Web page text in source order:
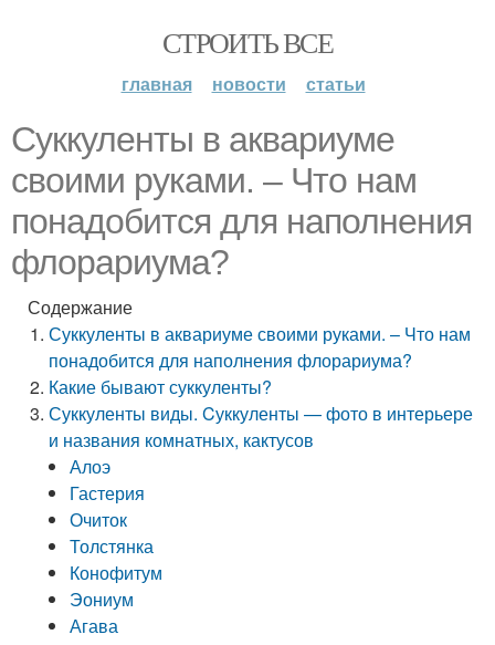
СТРОИТЬ ВСЕ
главная новости статьи
Суккуленты в аквариуме
своими руками. – Что нам
понадобится для наполнения
флорариума?
Содержание
Суккуленты в аквариуме своими руками. – Что нам
понадобится для наполнения флорариума?
Какие бывают суккуленты?
Суккуленты виды. Cуккуленты — фото в интерьере
и названия комнатных, кактусов
Алоэ
Гастерия
Очиток
Толстянка
Конофитум
Эониум
Агава